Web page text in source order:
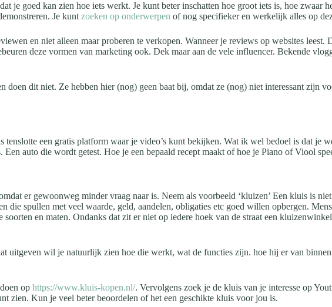
je goed kan zien hoe iets werkt. Je kunt beter inschatten hoe groot iets is, hoe zwaar
Je kunt zoeken op onderwerpen of nog specifieker en werkelijk alles op
en niet alleen maar proberen te verkopen. Wanneer je reviews op websites
deze vormen van marketing ook. Dek maar aan de vele influencer. Bekende
doen dit niet. Ze hebben hier (nog) geen baat bij, omdat ze (nog) niet interessant zijn
een gratis platform waar je video’s kunt bekijken. Wat ik wel bedoel is dat je
auto die wordt getest. Hoe je een bepaald recept maakt of hoe je Piano of Viool
er gewoonweg minder vraag naar is. Neem als voorbeeld ‘kluizen’ Een kluis is
spullen met veel waarde, geld, aandelen, obligaties etc goed willen opbergen.
en maten. Ondanks dat zit er niet op iedere hoek van de straat een
uitgeven wil je natuurlijk zien hoe die werkt, wat de functies zijn. hoe hij er van
op https://www.kluis-kopen.nl/. Vervolgens zoek je de kluis van je interesse op
zien. Kun je veel beter beoordelen of het een geschikte kluis voor jou is.